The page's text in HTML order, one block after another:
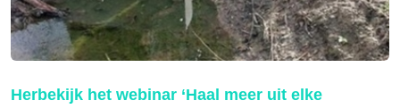
Herbekijk het webinar ‘Haal meer uit elke